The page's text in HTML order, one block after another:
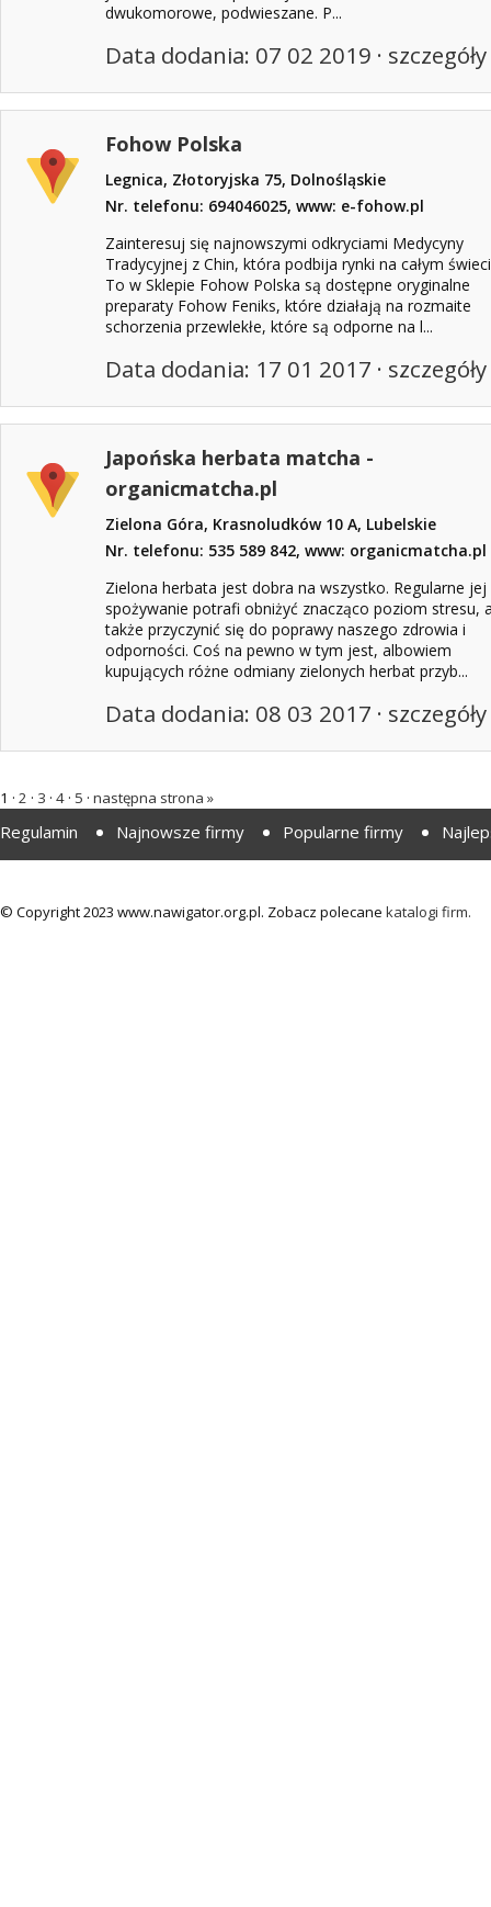
dwukomorowe, podwieszane. P...
Data dodania: 07 02 2019 ·
Fohow Polska
Legnica, Złotoryjska 75, Dolnośląskie
Nr. telefonu: 694046025, www: e-fohow.pl
Zainteresuj się najnowszymi odkryciami Medycyny
Tradycyjnej z Chin, która podbija rynki na całym
To w Sklepie Fohow Polska są dostępne oryginalne
preparaty Fohow Feniks, które działają na rozmaite
schorzenia przewlekłe, które są odporne na l...
Data dodania: 17 01 2017 ·
Japońska herbata matcha -
organicmatcha.pl
Zielona Góra, Krasnoludków 10 A, Lubelskie
Nr. telefonu: 535 589 842, www: organicmatcha.pl
Zielona herbata jest dobra na wszystko. Regularne jej
spożywanie potrafi obniżyć znacząco poziom stresu,
także przyczynić się do poprawy naszego zdrowia i
odporności. Coś na pewno w tym jest, albowiem
kupujących różne odmiany zielonych herbat przyb...
Data dodania: 08 03 2017 ·
1 · 2 · 3 · 4 · 5 · następna strona »
Regulamin Najnowsze firmy Popularne firmy
© Copyright 2023 www.nawigator.org.pl. Zobacz polecane katalogi firm.